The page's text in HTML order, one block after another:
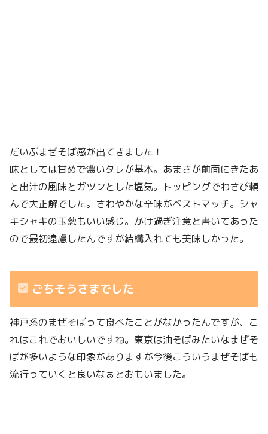
だいぶまぜそば感が出てきました！
味としては甘めで濃いタレが基本。あまさが前面にきたあ
と出汁の風味とガツンとした塩気。トッピングでわさび頼
んで大正解でした。さわやかな辛味がベストマッチ。シャ
キシャキの玉葱もいい感じ。かけ過ぎ注意と書いてあった
ので最初遠慮したんですが結構入れても美味しかった。
ごちそうさまでした
神戸系のまぜそばって食べたことがなかったんですが、こ
れはこれでおいしいですね。東京は油そばみたいなまぜそ
ばが多いような印象がありますが今後こういうまぜそばも
流行っていくと良いなぁとおもいました。